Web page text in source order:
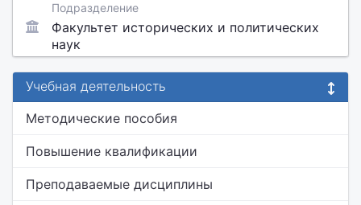
Подразделение
Факультет исторических и политических
наук
Учебная деятельность
Методические пособия
Повышение квалификации
Преподаваемые дисциплины